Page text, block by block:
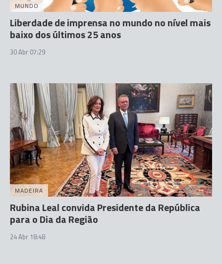
MUNDO
Liberdade de imprensa no mundo no nível mais
baixo dos últimos 25 anos
30 Abr 07:29
MADEIRA
Rubina Leal convida Presidente da República
para o Dia da Região
24 Abr 18:48